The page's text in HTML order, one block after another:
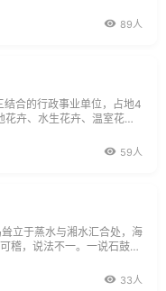
100公顷的小岛。原名洞府
89人
合的行政事业单位，占地4
卉、水生花卉、温室花
荟萃之地，尤以盆景、兰花
59人
立于蒸水与湘水汇合处，海
稽，说法不一。一说石鼓四
环水，水浪击石，其声如鼓
33人